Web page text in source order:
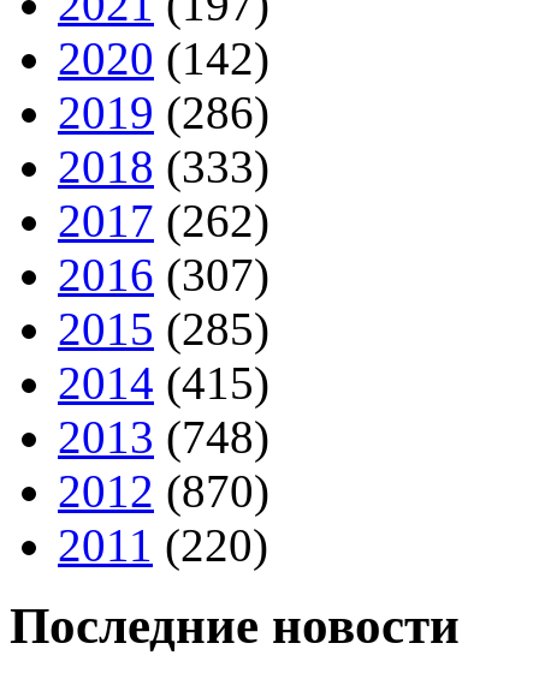
2020 (142)
2019 (286)
2018 (333)
2017 (262)
2016 (307)
2015 (285)
2014 (415)
2013 (748)
2012 (870)
2011 (220)
Последние новости